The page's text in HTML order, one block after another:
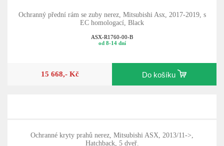
Ochranný přední rám se zuby nerez, Mitsubishi Asx, 2017-2019, s
EC homologací, Black
ASX-R1760-00-B
od 8-14 dní
15 668,- Kč Do košíku
Ochranné kryty prahů nerez, Mitsubishi ASX, 2013/11->,
Hatchback, 5 dveř.